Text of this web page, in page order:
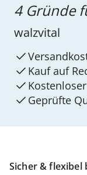
Sicher & flexibel
4 Gründe
walzvital
Kauf auf
Geprüfte